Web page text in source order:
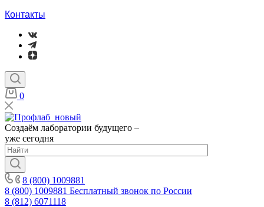
Контакты
0
Создаём лаборатории будущего –
уже сегодня
8 (800) 1009881
8 (800) 1009881 Бесплатный звонок по России
8 (812) 6071118